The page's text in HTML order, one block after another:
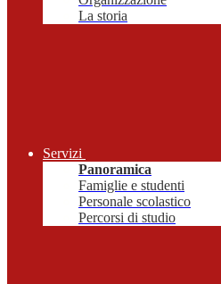
La storia
Servizi
Panoramica
Famiglie e studenti
Personale scolastico
Percorsi di studio